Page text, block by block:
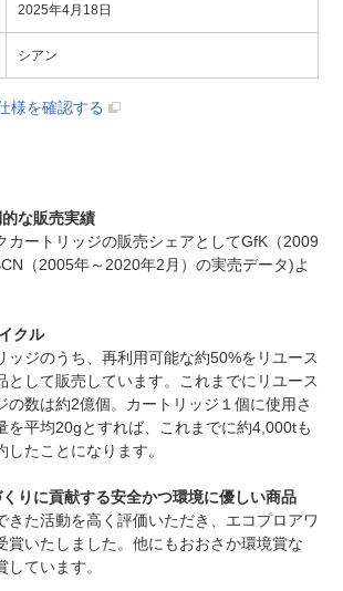
2025年4月18日
シアン
様を確認する
な販売実績
ートリッジの販売シェアとしてGfK（2009
（2005年～2020年2月）の実売データ)よ
クル
ッジのうち、再利用可能な約50%をリユース
として販売しています。これまでにリユース
の数は約2億個。カートリッジ１個に使用さ
を平均20gとすれば、これまでに約4,000tも
たことになります。
りに貢献する安全かつ環境に優しい商品
きた活動を高く評価いただき、エコプロアワ
賞いたしました。他にもおおさか環境賞な
ています。